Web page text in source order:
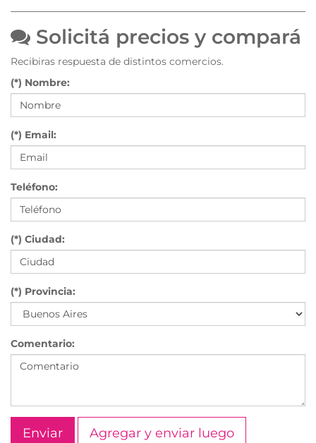
Solicitá precios y compará
Recibiras respuesta de distintos comercios.
(*) Nombre:
(*) Email:
Teléfono:
(*) Ciudad:
(*) Provincia:
Comentario:
Agregar y enviar luego